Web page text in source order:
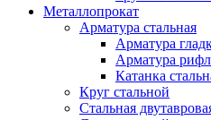
Металлопрокат
Арматура стальная
Арматура
Арматура
Катанка
Круг стальной
Стальная